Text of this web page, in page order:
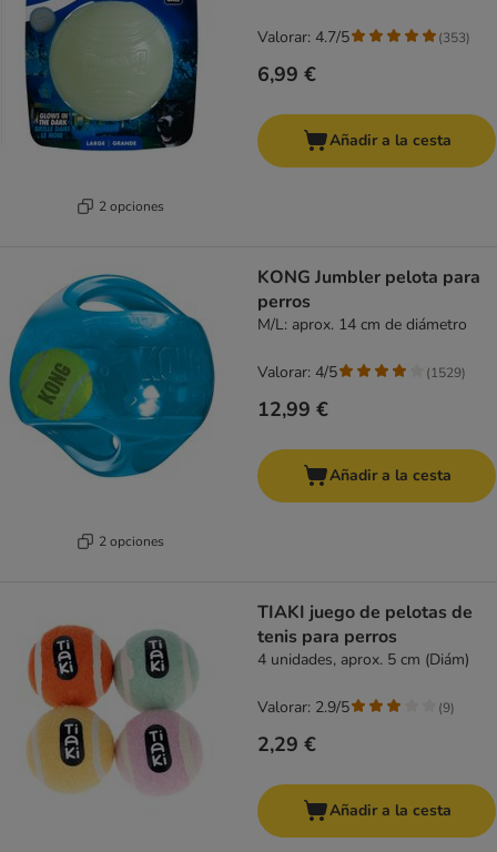
2 opciones
6,99 €
Valorar: 4.7/5 (353)
Añadir a la cesta
2 opciones
KONG Jumbler pelota para
perros
M/L: aprox. 14 cm de diámetro
12,99 €
Valorar: 4/5 (1529)
Añadir a la cesta
TIAKI juego de pelotas de
tenis para perros
4 unidades, aprox. 5 cm (Diám)
2,29 €
Valorar: 2.9/5 (9)
Añadir a la cesta